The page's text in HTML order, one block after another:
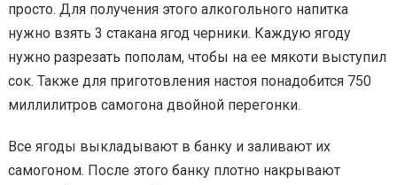
просто. Для получения этого алкогольного напитка
нужно взять 3 стакана ягод черники. Каждую ягоду
нужно разрезать пополам, чтобы на ее мякоти выступил
сок. Также для приготовления настоя понадобится 750
миллилитров самогона двойной перегонки.
Все ягоды выкладывают в банку и заливают их
самогоном. После этого банку плотно накрывают